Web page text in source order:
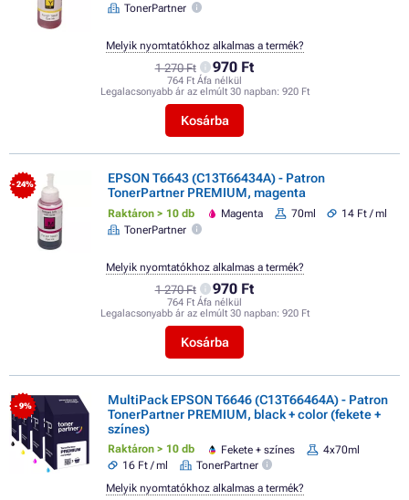
TonerPartner
1 270 Ft 970 Ft
764 Ft Áfa nélkül
Legalacsonyabb ár az elmúlt 30 napban: 920 Ft
Kosárba
Melyik nyomtatókhoz alkalmas a termék?
- 24%
EPSON T6643 (C13T66434A) - Patron
TonerPartner PREMIUM, magenta
Raktáron > 10 db Magenta 70ml
14 Ft / ml
TonerPartner
1 270 Ft 970 Ft
764 Ft Áfa nélkül
Legalacsonyabb ár az elmúlt 30 napban: 920 Ft
Kosárba
Melyik nyomtatókhoz alkalmas a termék?
- 9%
MultiPack EPSON T6646 (C13T66464A) - Patron
TonerPartner PREMIUM, black + color (fekete +
színes)
Raktáron > 10 db Fekete + színes
4x70ml
16 Ft / ml
TonerPartner
Melyik nyomtatókhoz alkalmas a termék?